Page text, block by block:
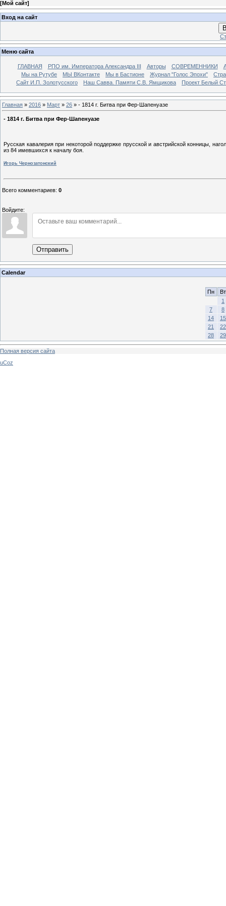
[Мой сайт]
Вход на сайт
Меню сайта
ГЛАВНАЯ РПО им. Императора Александра III Авторы СОВРЕМЕННИКИ
Мы на Рутубе
МЫ ВКонтакте Мы в Бастионе Журнал "Голос Эпохи"
Сайт И.П. Золотусского
Наш Савва. Памяти С.В. Ямщикова Проект Белый
Главная » 2016 » Март » 26 » - 1814 г. Битва при Фер-Шапенуазе
- 1814 г. Битва при Фер-Шапенуазе
Русская кавалерия при некоторой поддержке прусской и австрийской конницы,
из 84 имевшихся к началу боя.
Игорь Чернозатонский
Всего комментариев: 0
Войдите:
Отправить
Calendar
Пн
Вт
1
7
8
14
15
21
22
28
29
Полная версия сайта
uCoz